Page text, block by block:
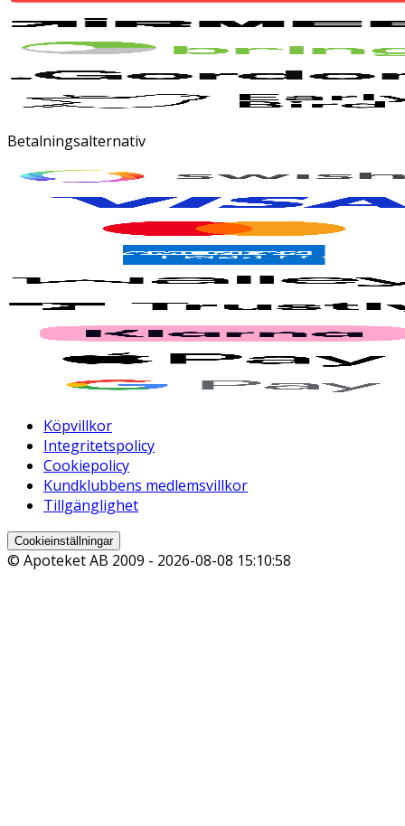
Betalningsalternativ
Köpvillkor
Integritetspolicy
Cookiepolicy
Kundklubbens medlemsvillkor
Tillgänglighet
Cookieinställningar
© Apoteket AB 2009 - 2026-08-08 15:10:58